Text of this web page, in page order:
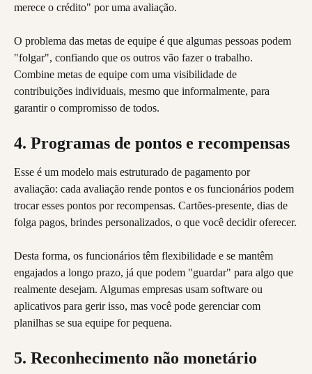
merece o crédito" por uma avaliação.
O problema das metas de equipe é que algumas pessoas podem
"folgar", confiando que os outros vão fazer o trabalho.
Combine metas de equipe com uma visibilidade de
contribuições individuais, mesmo que informalmente, para
garantir o compromisso de todos.
4. Programas de pontos e recompensas
Esse é um modelo mais estruturado de pagamento por
avaliação: cada avaliação rende pontos e os funcionários podem
trocar esses pontos por recompensas. Cartões-presente, dias de
folga pagos, brindes personalizados, o que você decidir oferecer.
Desta forma, os funcionários têm flexibilidade e se mantêm
engajados a longo prazo, já que podem "guardar" para algo que
realmente desejam. Algumas empresas usam software ou
aplicativos para gerir isso, mas você pode gerenciar com
planilhas se sua equipe for pequena.
5. Reconhecimento não monetário